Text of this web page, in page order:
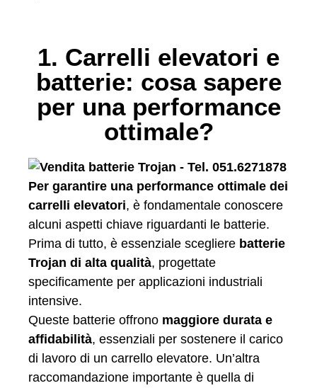
1. Carrelli elevatori e
batterie: cosa sapere
per una performance
ottimale?
Per garantire una performance ottimale dei
carrelli elevatori, è fondamentale conoscere
alcuni aspetti chiave riguardanti le batterie.
Prima di tutto, è essenziale scegliere batterie
Trojan di alta qualità, progettate
specificamente per applicazioni industriali
intensive.
Queste batterie offrono maggiore durata e
affidabilità, essenziali per sostenere il carico
di lavoro di un carrello elevatore. Un’altra
raccomandazione importante è quella di